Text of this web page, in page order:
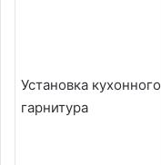
Установка кухонного
гарнитура